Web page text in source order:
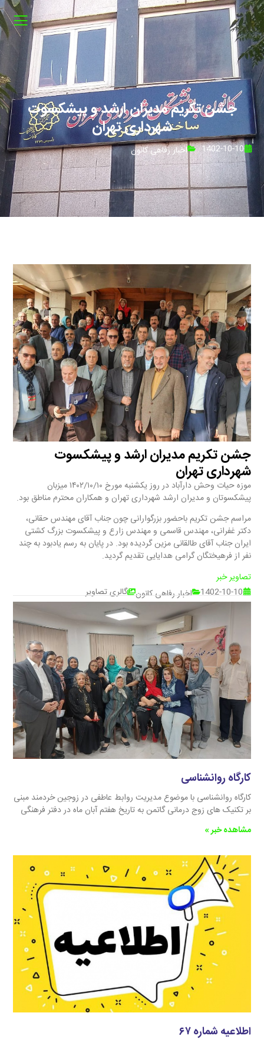
جشن تکریم مدیران ارشد و پیشکسوت
شهرداری تهران
1402-10-10 اخبار رفاهی کانون
جشن تکریم مدیران ارشد و پیشکسوت
شهرداری تهران
موزه حیات وحش دارآباد در روز یکشنبه مورخ ۱۴۰۲/۱۰/۱۰ میزبان
پیشکسوتان و مدیران ارشد شهرداری تهران و همکاران محترم مناطق بود.
مراسم جشن تکریم باحضور بزرگوارانی چون جناب آقای مهندس حقانی،
دکتر غفرانی، مهندس قاسمی و مهندس زارع و پیشکسوت بزرگ کشتی
ایران جناب آقای طالقانی مزین گردیده بود. در پایان به رسم یادبود به چند
نفر از فرهیختگان گرامی هدایایی تقدیم گردید.
تصاویر خبر
1402-10-10
اخبار رفاهی کانون گالری تصاویر
کارگاه روانشناسی
کارگاه روانشناسی با موضوع مدیریت روابط عاطفی در زوجین خردمند مبنی
بر تکنیک های زوج درمانی گاتمن به تاریخ هفتم آبان‌‌ ماه در دفتر فرهنگی
مشاهده خبر »
اطلاعیه شماره ۶۷